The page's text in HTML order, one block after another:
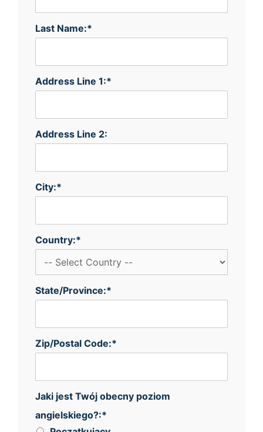
Last Name:*
Address Line 1:*
Address Line 2:
City:*
Country:*
State/Province:*
Zip/Postal Code:*
Jaki jest Twój obecny poziom angielskiego?
Jaki jest Twój obecny poziom
angielskiego?:*